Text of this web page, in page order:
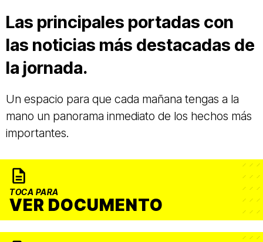
Las principales portadas con
las noticias más destacadas de
la jornada.
Un espacio para que cada mañana tengas a la
mano un panorama inmediato de los hechos más
importantes.
TOCA PARA
VER DOCUMENTO